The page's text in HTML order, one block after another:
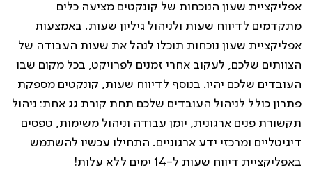
אפליקציית שעון הנוכחות של קונקטים מציעה כלים
מתקדמים לדיווח שעות ולניהול גיליון שעות. באמצעות
אפליקציית שעון נוכחות תוכלו לנהל את שעות העבודה של
הצוותים שלכם, לעקוב אחרי זמנים לפרויקט, בכל מקום שבו
העובדים שלכם יהיו. בנוסף לדיווח שעות, קונקטים מספקת
פתרון כולל לניהול העובדים שלכם תחת קורת גג אחת: ניהול
תקשורת פנים ארגונית, יומן עבודה וניהול משימות, טפסים
דיגיטליים ומרכזי ידע ארגוניים. התחילו עכשיו להשתמש
באפליקציית דיווח שעות ל-14 ימים ללא עלות!